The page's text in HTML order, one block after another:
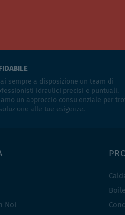
sempre a disposizione un team di
idraulici precisi e puntuali.
un approccio consulenziale per
alle tue esigenze.
Noi